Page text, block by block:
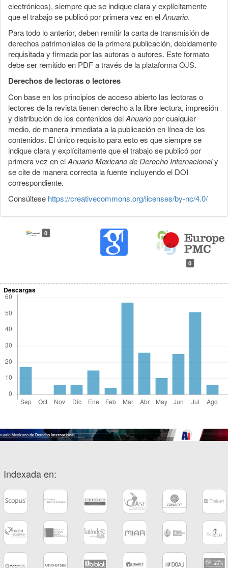
electrónicos), siempre que se indique clara y explícitamente
que el trabajo se publicó por primera vez en elAnuario.
Para todo lo anterior, deben remitir la carta de transmisión de
derechos patrimoniales de la primera publicación, debidamente
requisitada y firmada por las autoras o autores. Este formato
debe ser remitido en PDF a través de la plataforma OJS.
Derechos de lectoras o lectores
Con base en los principios de acceso abierto las lectoras o
lectores de la revista tienen derecho a la libre lectura, impresión
y distribución de los contenidos delAnuariopor cualquier
medio, de manera inmediata a la publicación en línea de los
contenidos. El único requisito para esto es que siempre se
indique clara y explícitamente que el trabajo se publicó por
primera vez en elAnuario Mexicano de Derecho Internacionaly
se cite de manera correcta la fuente incluyendo el DOI
correspondiente.
Consúltese https://creativecommons.org/licenses/by-nc/4.0/
0
0
Descargas
Indexada en: